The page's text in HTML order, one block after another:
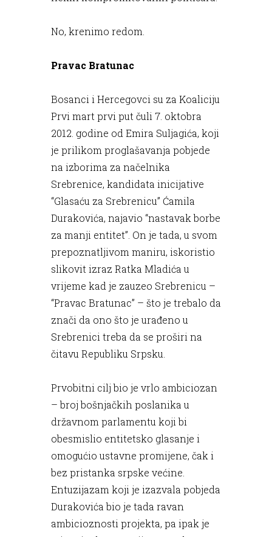
No, krenimo redom.
Pravac Bratunac
Bosanci i Hercegovci su za Koaliciju
Prvi mart prvi put čuli 7. oktobra
2012. godine od Emira Suljagića, koji
je prilikom proglašavanja pobjede
na izborima za načelnika
Srebrenice, kandidata inicijative
“Glasaću za Srebrenicu” Ćamila
Durakovića, najavio “nastavak borbe
za manji entitet”. On je tada, u svom
prepoznatljivom maniru, iskoristio
slikovit izraz Ratka Mladića u
vrijeme kad je zauzeo Srebrenicu –
“Pravac Bratunac” – što je trebalo da
znači da ono što je urađeno u
Srebrenici treba da se proširi na
čitavu Republiku Srpsku.
Prvobitni cilj bio je vrlo ambiciozan
– broj bošnjačkih poslanika u
državnom parlamentu koji bi
obesmislio entitetsko glasanje i
omogućio ustavne promijene, čak i
bez pristanka srpske većine.
Entuzijazam koji je izazvala pobjeda
Durakovića bio je tada ravan
ambicioznosti projekta, pa ipak je